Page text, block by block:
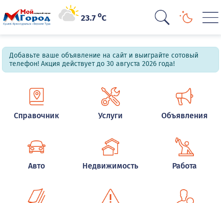
23.7oC
Добавьте ваше объявление на сайт и выиграйте сотовый
телефон! Акция действует до 30 августа 2026 года!
Справочник Услуги Объявления
Авто Недвижимость Работа